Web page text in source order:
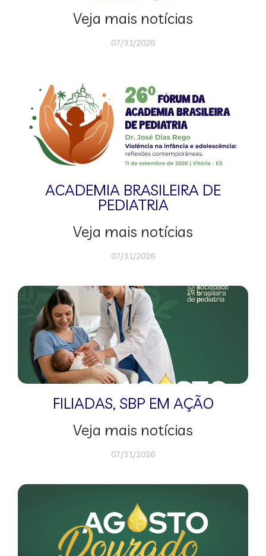
Veja mais notícias
07/31/2026
ACADEMIA BRASILEIRA DE
PEDIATRIA
Veja mais notícias
07/31/2026
FILIADAS, SBP EM AÇÃO
Veja mais notícias
07/31/2026